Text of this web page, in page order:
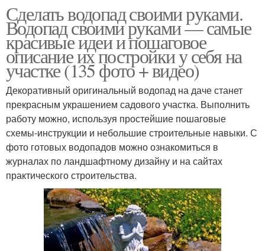
Сделать водопад своими руками.
Водопад своими руками — самые
красивые идеи и пошаговое
описание их постройки у себя на
участке (135 фото + видео)
Декоративный оригинальный водопад на даче станет
прекрасным украшением садового участка. Выполнить
работу можно, используя простейшие пошаговые
схемы-инструкции и небольшие строительные навыки. С
фото готовых водопадов можно ознакомиться в
журналах по ландшафтному дизайну и на сайтах
практического строительства.